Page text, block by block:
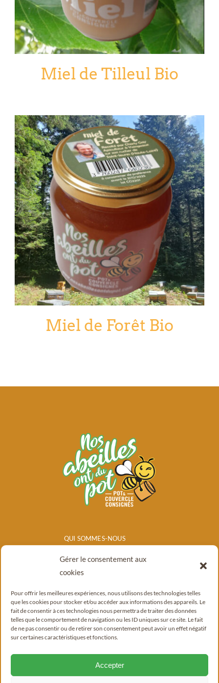
Gérer le consentement aux
cookies
Pour offrir les meilleures expériences, nous utilisons des technologies telles
que les cookies pour stocker et/ou accéder aux informations des appareils. Le
fait de consentir à ces technologies nous permettra de traiter des données
telles que le comportement de navigation ou les ID uniques sur ce site. Le fait
de ne pas consentir ou de retirer son consentement peut avoir un effet négatif
sur certaines caractéristiques et fonctions.
Accepter
Miel de Tilleul Bio
Miel de Forêt Bio
QUI SOMMES-NOUS
NOS PRODUITS
POINTS DE
BLOG
CONTACT
© Copyright 2022 - 2026 |Mentions légales|Politique de confidentialité|